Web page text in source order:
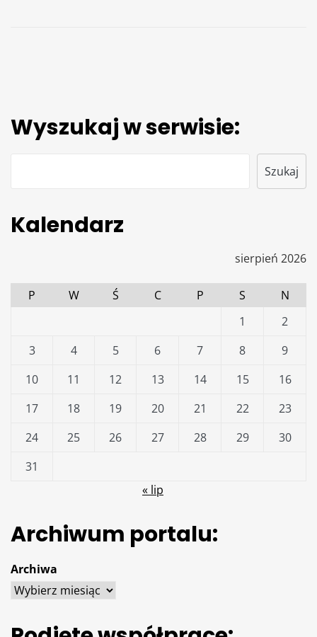
Wyszukaj w serwisie:
Szukaj
Kalendarz
sierpień 2026
P W Ś C P S
N
1
2
3
4 5 6 7 8
9
10
11 12 13 14 15
16
17
18 19 20 21 22
23
24
25 26 27 28 29
30
31
« lip
Archiwum portalu:
Archiwa